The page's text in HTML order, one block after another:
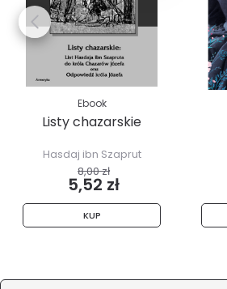
Ebook
Listy chazarskie
Hasdaj ibn Szaprut
8,00 zł
5,52 zł
KUP